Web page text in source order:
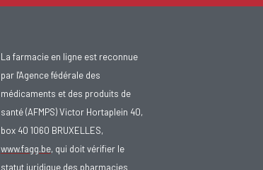
La farmacie en ligne est reconnue
par l'Agence fédérale des
médicaments et des produits de
santé (AFMPS) Victor Hortaplein 40,
box 40 1060 BRUXELLES,
www.fagg.be, qui doit vérifier le
statut juridique des pharmacies